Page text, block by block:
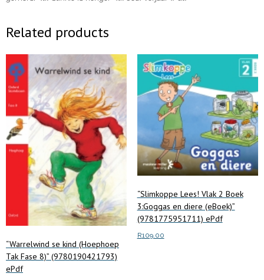
Related products
“Warrelwind se kind (Hoephoep
Tak Fase 8)” (9780190421793)
ePdf
“Slimkoppe Lees! Vlak 2 Boek
3:Goggas en diere (eBoek)”
(9781775951711) ePdf
R109.00